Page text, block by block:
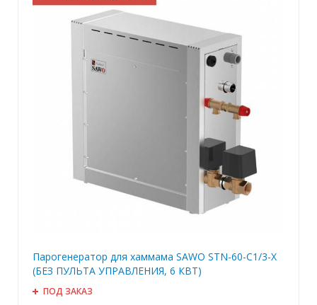
Парогенератор для хаммама SAWO STN-60-C1/3-X
(БЕЗ ПУЛЬТА УПРАВЛЕНИЯ, 6 КВТ)
ПОД ЗАКАЗ